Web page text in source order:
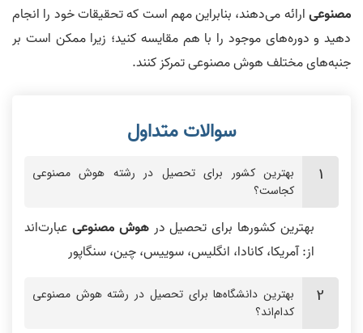
مصنوعیارائه می‌دهند، بنابراین مهم است که تحقیقات خود را انجام
دهید و دوره‌های موجود را با هم مقایسه کنید؛ زیرا ممکن است بر
جنبه‌های مختلف هوش مصنوعی تمرکز کنند.
بهترین کشور برای تحصیل در رشته هوش مصنوعی
کجاست؟
بهترین کشورها برای تحصیل در هوش مصنوعی عبارت‌اند
از: آمریکا، کانادا، انگلیس، سوییس، چین، سنگاپور
بهترین دانشگاه‌ها برای تحصیل در رشته هوش مصنوعی
کدام‌اند؟